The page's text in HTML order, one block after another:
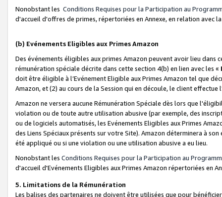
Nonobstant les Conditions Requises pour la Participation au
d'accueil d'offres de primes, répertoriées en Annexe, en relation avec
(b) Evénements Eligibles aux Primes Amazon
Des événements éligibles aux primes Amazon peuvent avoir lieu dans
rémunération spéciale décrite dans cette section 4(b) en lien avec les «
doit être éligible à l’Evénement Eligible aux Primes Amazon tel que
Amazon, et (2) au cours de la Session qui en découle, le client
Amazon ne versera aucune Rémunération Spéciale dès lors que
violation ou de toute autre utilisation abusive (par exemple, des
ou de logiciels automatisés, les Evénements Eligibles aux Primes
des Liens Spéciaux présents sur votre Site). Amazon déterminera à
été appliqué ou si une violation ou une utilisation abusive a eu lieu.
Nonobstant les Conditions Requises pour la Participation au
d'accueil d'Evénements Eligibles aux Primes Amazon répertoriées en
5. Limitations de la Rémunération
Les balises des partenaires ne doivent être utilisées que pour